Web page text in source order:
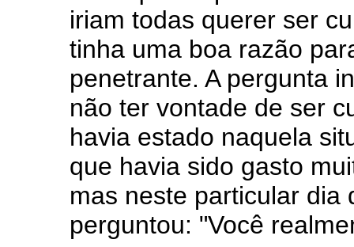
iriam todas querer ser
tinha uma boa razão
penetrante. A pergunta
não ter vontade de ser
havia estado naquela
que havia sido gasto
mas neste particular dia
perguntou: "Você